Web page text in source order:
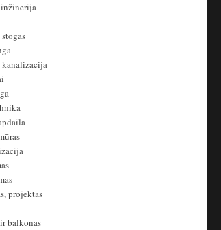
projektas
balkonas